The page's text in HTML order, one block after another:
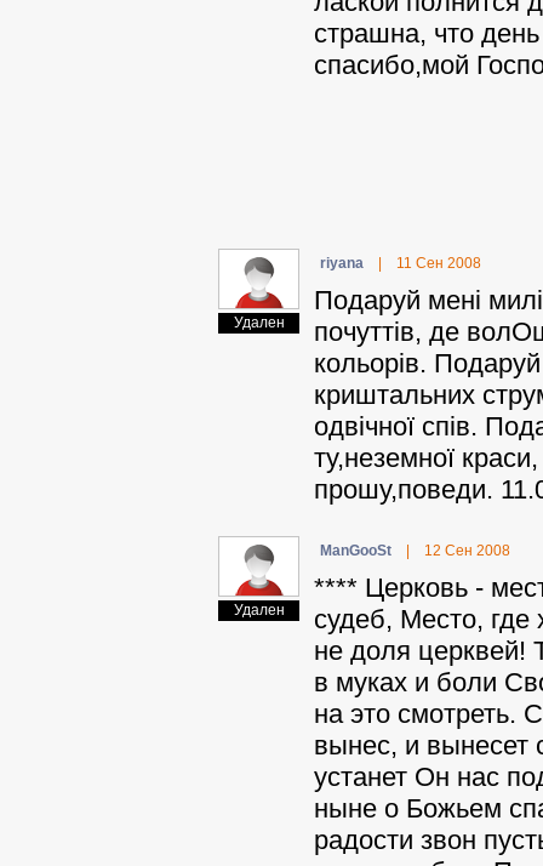
страшна, что
спасибо,мой
Удален
riyana 11 Сен 2008
Подаруй мені
почуттів, де
кольорів.
криштальних
одвічної спів.
ту,неземної
прошу,поведи.
Удален
ManGooSt 12 Сен 2008
**** Церковь -
судеб, Место, где
не доля церквей!
в муках и боли
на это смотреть.
вынес, и вынесет
устанет Он нас
ныне о Божьем
радости звон